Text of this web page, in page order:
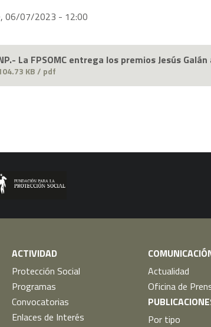
06/07/2023 - 12:00
La FPSOMC entrega los premios Jesús
KB / pdf
ACTIVIDAD
Protección Social
Programas
Convocatorias
Enlaces de Interés
Actualidad
Oficina de
Por tipo